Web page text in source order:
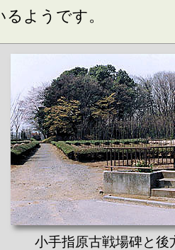
ようです。
小手指原古戦場碑と後